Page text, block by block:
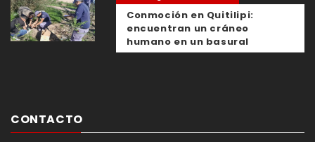
Conmoción en Quitilipi:
encuentran un cráneo
humano en un basural
CONTACTO